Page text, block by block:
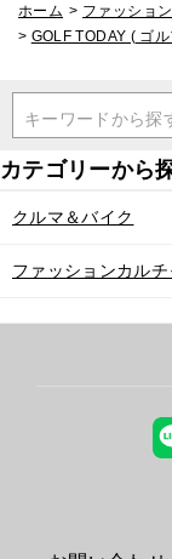
ホーム > ファッショ
> GOLF TODAY ( ゴ
キーワードから探
クルマ＆バイク
ファッションカルチ